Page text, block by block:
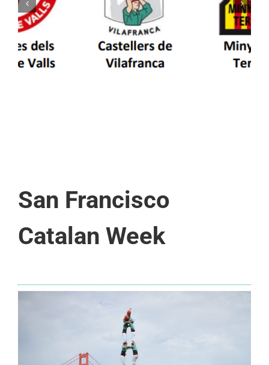
Els Castellers de Vilafranca unieixen tradició i
patrimoni en un viatge de colla a la Vall
d’Aran i a la Vall de Boí
San Francisco
Catalan Week